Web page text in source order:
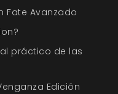
Fate Avanzado
práctico de las
Edición